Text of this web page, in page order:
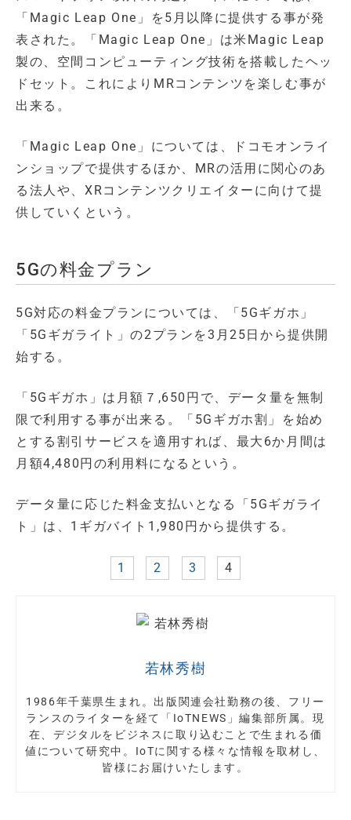
「Magic Leap One」を5月以降に提供する事が発
表された。「Magic Leap One」は米Magic Leap
製の、空間コンピューティング技術を搭載したヘッ
ドセット。これによりMRコンテンツを楽しむ事が
出来る。
「Magic Leap One」については、ドコモオンライ
ンショップで提供するほか、MRの活用に関心のあ
る法人や、XRコンテンツクリエイターに向けて提
供していくという。
5Gの料金プラン
5G対応の料金プランについては、「5Gギガホ」
「5Gギガライト」の2プランを3月25日から提供開
始する。
「5Gギガホ」は月額７,650円で、データ量を無制
限で利用する事が出来る。「5Gギガホ割」を始め
とする割引サービスを適用すれば、最大6か月間は
月額4,480円の利用料になるという。
データ量に応じた料金支払いとなる「5Gギガライ
ト」は、1ギガバイト1,980円から提供する。
1 2 3 4
若林秀樹
1986年千葉県生まれ。出版関連会社勤務の後、フリー
ランスのライターを経て「IoTNEWS」編集部所属。現
在、デジタルをビジネスに取り込むことで生まれる価
値について研究中。IoTに関する様々な情報を取材し、
皆様にお届けいたします。